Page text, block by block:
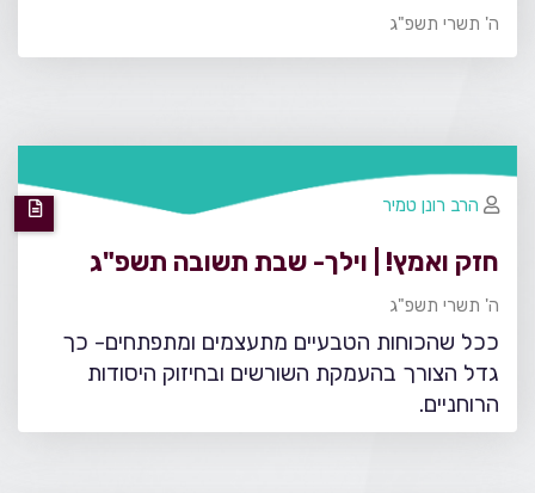
ה' תשרי תשפ"ג
חזק ואמץ! | וילך- שבת תשובה תשפ"ג
ה' תשרי תשפ"ג
ככל שהכוחות הטבעיים מתעצמים ומתפתחים- כך
גדל הצורך בהעמקת השורשים ובחיזוק היסודות
הרוחניים.
הרב רונן טמיר